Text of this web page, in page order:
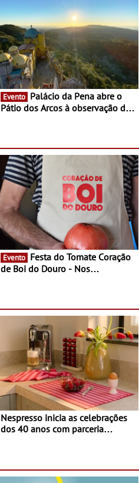
Evento
Pátio dos Arcos à observação do
Evento
de Boi do Douro - Nos
Nespresso inicia as celebrações
dos 40 anos com parceria
Torres Novas